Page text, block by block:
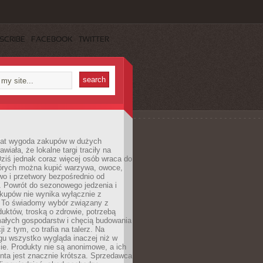
FACEBOOK TWITTER
wygoda zakupów w dużych
że lokalne targi traciły na
jednak coraz więcej osób wraca do
można kupić warzywa, owoce,
i przetwory bezpośrednio od
Powrót do sezonowego jedzenia i
nie wynika wyłącznie z
świadomy wybór związany z
troską o zdrowie, potrzebą
gospodarstw i chęcią budowania
z tym, co trafia na talerz. Na
wszystko wygląda inaczej niż w
Produkty nie są anonimowe, a ich
jest znacznie krótsza. Sprzedawca